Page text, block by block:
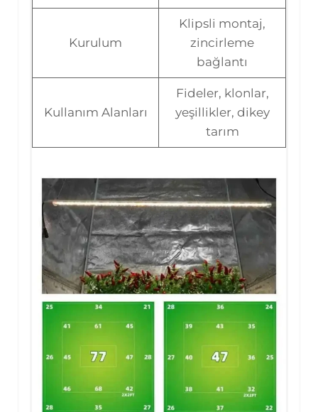
Kurulum
Klipsli montaj,
zincirleme
bağlantı
Kullanım Alanları
Fideler, klonlar,
yeşillikler, dikey
tarım